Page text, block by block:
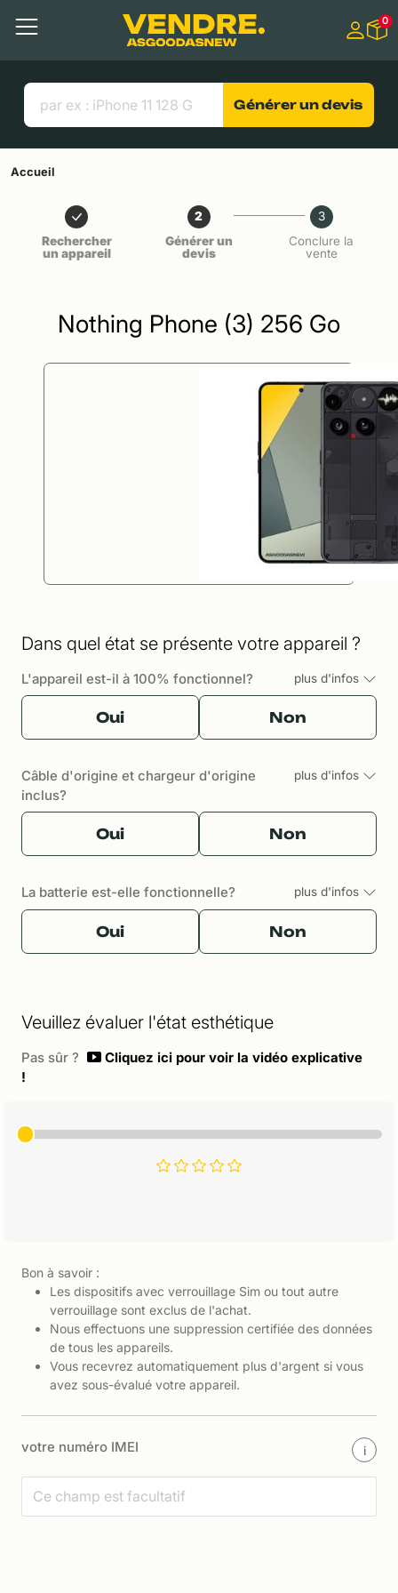
Contenu principal
Menu
Liens utiles
0
Générer un devis
Accueil
Rechercher
un appareil
2
Générer un
devis
3
Conclure la
vente
Nothing Phone (3) 256 Go
Dans quel état se présente votre appareil ?
L'appareil est-il à 100% fonctionnel? plus d'infos
Oui Non
Câble d'origine et chargeur d'origine
inclus?
plus d'infos
Oui Non
La batterie est-elle fonctionnelle? plus d'infos
Oui Non
Veuillez évaluer l'état esthétique
Pas sûr ?
Cliquez ici pour voir la vidéo explicative
!
Bon à savoir :
Les dispositifs avec verrouillage Sim ou tout autre
verrouillage sont exclus de l'achat.
Nous effectuons une suppression certifiée des données
de tous les appareils.
Vous recevrez automatiquement plus d'argent si vous
avez sous-évalué votre appareil.
votre numéro IMEI i